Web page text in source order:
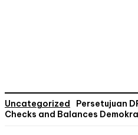
Uncategorized
Persetujuan
Checks and Balances